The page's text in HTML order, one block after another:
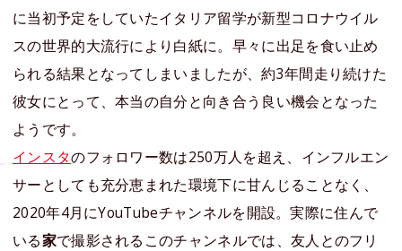
に当初予定をしていたイタリア留学が新型コロナウイル
スの世界的大流行により白紙に。早々に出足を食い止め
られる結果となってしまいましたが、約3年間走り続けた
彼女にとって、本当の自分と向き合う良い機会となった
ようです。
インスタのフォロワー数は250万人を超え、インフルエン
サーとしても充分恵まれた環境下に甘んじることなく、
2020年4月にYouTubeチャンネルを開設。実際に住んで
いる家で撮影されるこのチャンネルでは、友人とのフリ